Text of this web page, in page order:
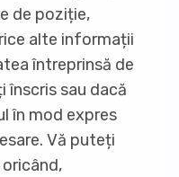
de poziție,
alte informații
întreprinsă de
înscris sau dacă
în mod expres
Vă puteți